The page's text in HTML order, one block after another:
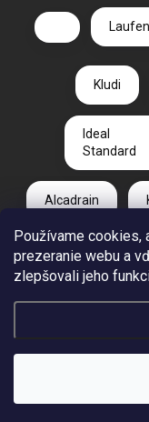
Používame cookies,
prezeranie webu a
zlepšovali jeho
Laufen
Kludi
Ideal
Standard
Alcadrain
Duravit